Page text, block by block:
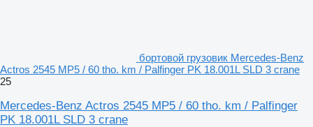
бортовой грузовик Mercedes-Benz
Actros 2545 MP5 / 60 tho. km / Palfinger PK 18.001L SLD 3 crane
25
Mercedes-Benz Actros 2545 MP5 / 60 tho. km / Palfinger
PK 18.001L SLD 3 crane